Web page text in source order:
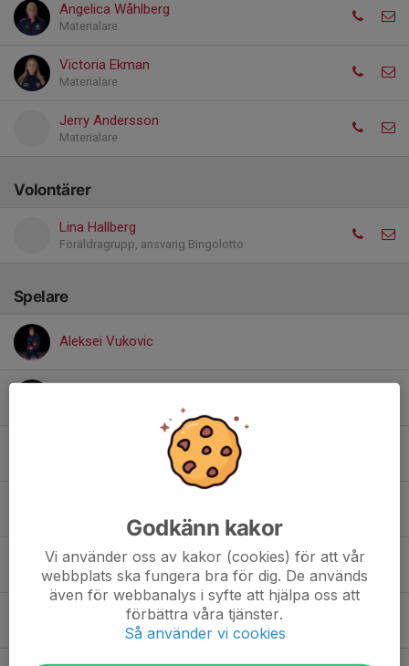
Angelica Wåhlberg
Materialare
Victoria Ekman
Materialare
Jerry Andersson
Materialare
Volontärer
Lina Hallberg
Föräldragrupp, ansvarig Bingolotto
Spelare
Aleksei Vukovic
Calle Hallberg
Conrad Navarro Larsson
Godkänn kakor
Vi använder oss av kakor (cookies) för att vår
webbplats ska fungera bra för dig. De används
även för webbanalys i syfte att hjälpa oss att
förbättra våra tjänster.
Så använder vi cookies